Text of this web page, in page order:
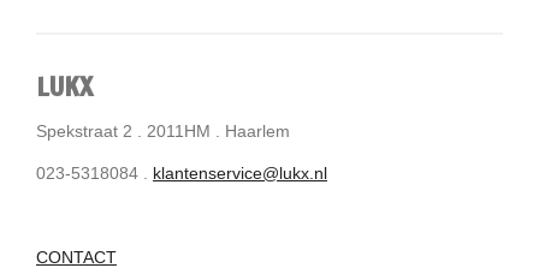
LUKX
Spekstraat 2 . 2011HM . Haarlem
023-5318084 . klantenservice@lukx.nl
CONTACT